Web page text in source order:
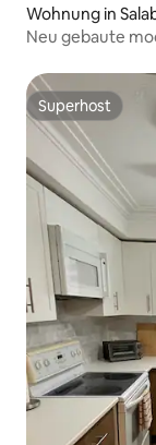
Wohnung in
Neu gebaute
Superhost
Superhost